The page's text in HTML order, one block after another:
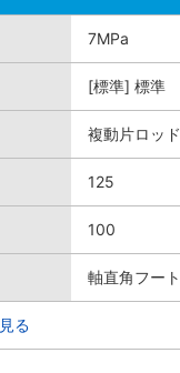
7MPa
[標準] 標準
複動片ロッド
125
100
軸直角フート
る